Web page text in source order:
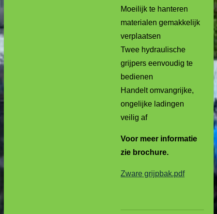
Moeilijk te hanteren
materialen gemakkelijk
verplaatsen
Twee hydraulische
grijpers eenvoudig te
bedienen
Handelt omvangrijke,
ongelijke ladingen
veilig af
Voor meer informatie
zie brochure.
Zware grijpbak.pdf